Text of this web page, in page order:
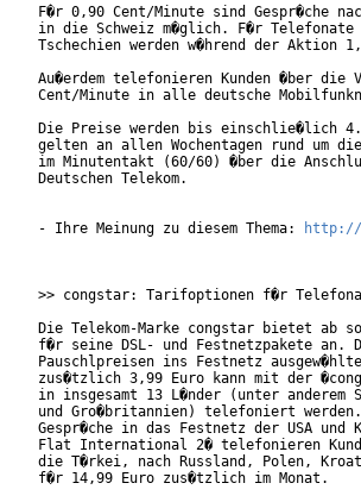
F�r 0,90 Cent/Minute sind Gespr�che
in die Schweiz m�glich. F�r
Tschechien werden w�hrend der Aktion
Au�erdem telefonieren Kunden �ber die
Cent/Minute in alle deutsche
Die Preise werden bis einschlie�lich
gelten an allen Wochentagen rund um
im Minutentakt (60/60) �ber die
Deutschen Telekom.
- Ihre Meinung zu diesem Thema: http://
>> congstar: Tarifoptionen f�r
Die Telekom-Marke congstar bietet ab
f�r seine DSL- und Festnetzpakete an.
Pauschlpreisen ins Festnetz
zus�tzlich 3,99 Euro kann mit der
in insgesamt 13 L�nder (unter
und Gro�britannien) telefoniert
Gespr�che in das Festnetz der USA und
Flat International 2� telefonieren
die T�rkei, nach Russland, Polen,
f�r 14,99 Euro zus�tzlich im Monat.